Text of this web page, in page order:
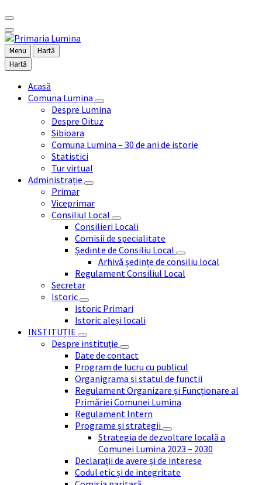
Menu
Hartă
Hartă
Acasă
Comuna Lumina
Despre Lumina
Despre Oituz
Sibioara
Comuna Lumina – 30 de ani de istorie
Statistici
Tur virtual
Administrație
Primar
Viceprimar
Consiliul Local
Consilieri Locali
Comisii de specialitate
Ședinte de Consiliu Local
Arhivă ședințe de consiliu local
Regulament Consiliul Local
Secretar
Istoric
Istoric Primari
Istoric aleși locali
INSTITUȚIE
Despre instituție
Date de contact
Program de lucru cu publicul
Organigrama si statul de functii
Regulament Organizare și Funcționare al
Primăriei Comunei Lumina
Regulament Intern
Programe și strategii
Strategia de dezvoltare locală a
Comunei Lumina 2023 – 2030
Declarații de avere și de interese
Codul etic și de integritate